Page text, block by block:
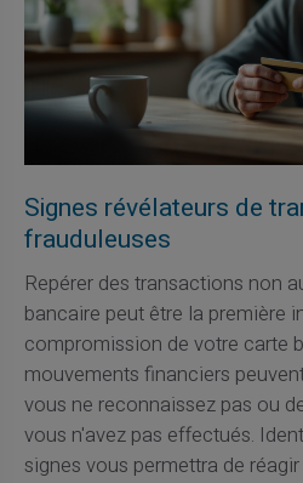
Signes révélateurs de
frauduleuses
Repérer des transactions non
bancaire peut être la première
compromission de votre carte
mouvements financiers
vous ne reconnaissez pas ou
vous n'avez pas effectués.
signes vous permettra de